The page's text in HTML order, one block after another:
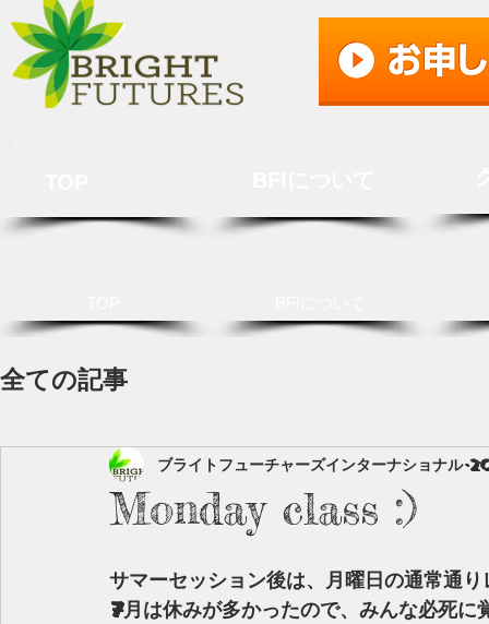
全ての記事
Monday class :)
ブライトフューチャーズインターナショナル
サマーセッション後は、月曜日の通常通
7月は休みが多かったので、みんな必死